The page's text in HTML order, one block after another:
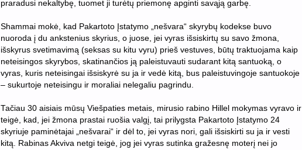
praradusi nekaltybę, tuomet ji turėtų priemonę apginti savąją garbę.
Shammai mokė, kad Pakartoto Įstatymo „nešvara“ skyrybų kodekse buvo
nuoroda į du ankstenius skyrius, o juose, jei vyras išsiskirtų su savo žmona,
išskyrus svetimavimą (seksas su kitu vyru) prieš vestuves, būtų traktuojama kaip
neteisingos skyrybos, skatinančios ją paleistuvauti sudarant kitą santuoką, o
vyras, kuris neteisingai išsiskyrė su ja ir vedė kitą, bus paleistuvingoje santuokoje
– sukurtoje neteisingu ir moraliai nelegaliu pagrindu.
Tačiau 30 aisiais mūsų Viešpaties metais, mirusio rabino Hillel mokymas vyravo ir
teigė, kad, jei žmona prastai ruošia valgį, tai prilygsta Pakartoto Įstatymo 24
skyriuje paminėtajai „nešvarai“ ir dėl to, jei vyras nori, gali išsiskirti su ja ir vesti
kitą. Rabinas Akviva netgi teigė, jog jei vyras sutinka gražesnę moterį nei jo